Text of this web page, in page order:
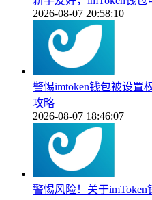
2026-08-07 20:58:10
警惕imtoken钱包被设置
攻略
2026-08-07 18:46:07
警惕风险！关于